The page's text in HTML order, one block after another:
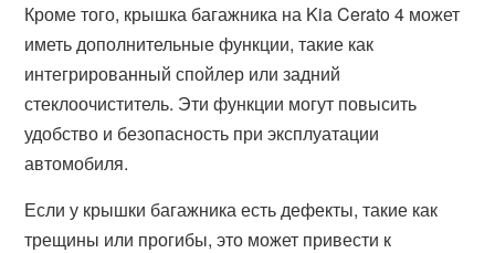
Кроме того, крышка багажника на Kia Cerato 4 может
иметь дополнительные функции, такие как
интегрированный спойлер или задний
стеклоочиститель. Эти функции могут повысить
удобство и безопасность при эксплуатации
автомобиля.
Если у крышки багажника есть дефекты, такие как
трещины или прогибы, это может привести к